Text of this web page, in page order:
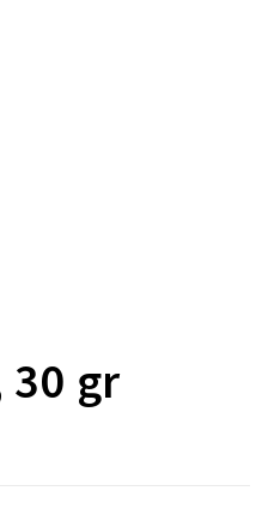
30 gr